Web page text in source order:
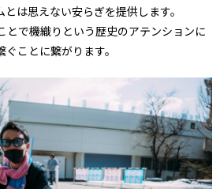
は思えない安らぎを提供します。
とで機織りという歴史のアテンションに
ことに繋がります。